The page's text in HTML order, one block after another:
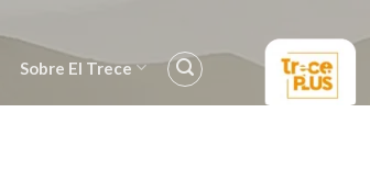
Sobre El Trece